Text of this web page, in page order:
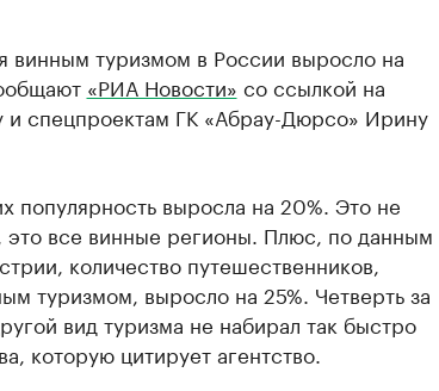
винным туризмом в России выросло на
«РИА Новости» со ссылкой на
и спецпроектам ГК «Абрау-Дюрсо» Ирину
популярность выросла на 20%. Это не
это все винные регионы. Плюс, по данным
количество путешественников,
туризмом, выросло на 25%. Четверть за
вид туризма не набирал так быстро
которую цитирует агентство.